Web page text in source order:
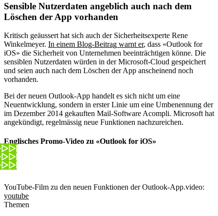
Sensible Nutzerdaten angeblich auch nach dem
Löschen der App vorhanden
Kritisch geäussert hat sich auch der Sicherheitsexperte Rene
Winkelmeyer. In einem Blog-Beitrag warnt er, dass «Outlook for
iOS» die Sicherheit von Unternehmen beeinträchtigen könne. Die
sensiblen Nutzerdaten würden in der Microsoft-Cloud gespeichert
und seien auch nach dem Löschen der App anscheinend noch
vorhanden.
Bei der neuen Outlook-App handelt es sich nicht um eine
Neuentwicklung, sondern in erster Linie um eine Umbenennung der
im Dezember 2014 gekauften Mail-Software Acompli. Microsoft hat
angekündigt, regelmässig neue Funktionen nachzureichen.
Englisches Promo-Video zu «Outlook for iOS»
YouTube-Film zu den neuen Funktionen der Outlook-App.video:
youtube
Themen